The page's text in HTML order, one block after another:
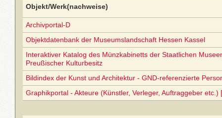
Objekt/Werk(nachweise)
Archivportal-D
Objektdatenbank der Museumslandschaft Hessen Kassel
Interaktiver Katalog des Münzkabinetts der Staatlichen
Preußischer Kulturbesitz
Bildindex der Kunst und Architektur - GND-referenzierte
Graphikportal - Akteure (Künstler, Verleger, Auftraggeber etc.)